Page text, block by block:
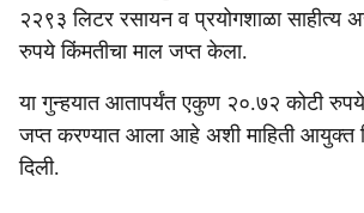
२२९३ लिटर रसायन व प्रयोगशाळा साहीत्य
रुपये किंमतीचा माल जप्त केला.
या गुन्हयात आतापर्यंत एकुण २०.७२ कोटी रुपये
जप्त करण्यात आला आहे अशी माहिती आयुक्त
दिली.